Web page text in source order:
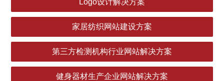
家居纺织网站建设方案
第三方检测机构行业网站解决方案
健身器材生产企业网站解决方案